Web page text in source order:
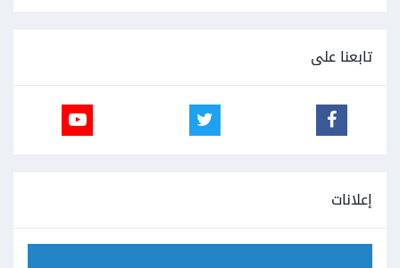
تابعنا على
إعلانات